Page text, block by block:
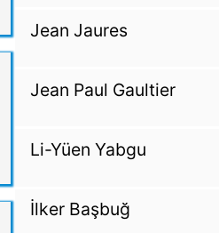
Jean Jaures
Jean Paul Gaultier
Li-Yüen Yabgu
İlker Başbuğ